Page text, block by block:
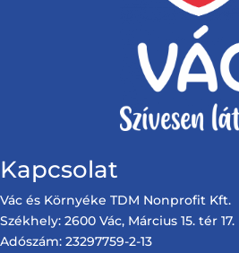
Kapcsolat
Vác és Környéke TDM Nonprofit Kft.
Székhely: 2600 Vác, Március 15. tér 17.
Adószám: 23297759-2-13